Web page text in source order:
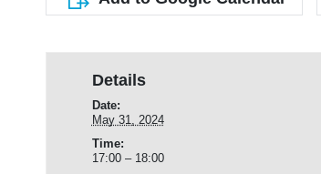
Details
Date:
May 31, 2024
Time:
17:00 – 18:00